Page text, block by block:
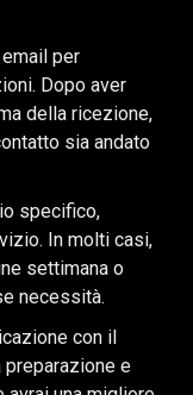
per
Dopo aver
della ricezione,
sia andato
specifico,
In molti casi,
settimana o
necessità.
con il
e